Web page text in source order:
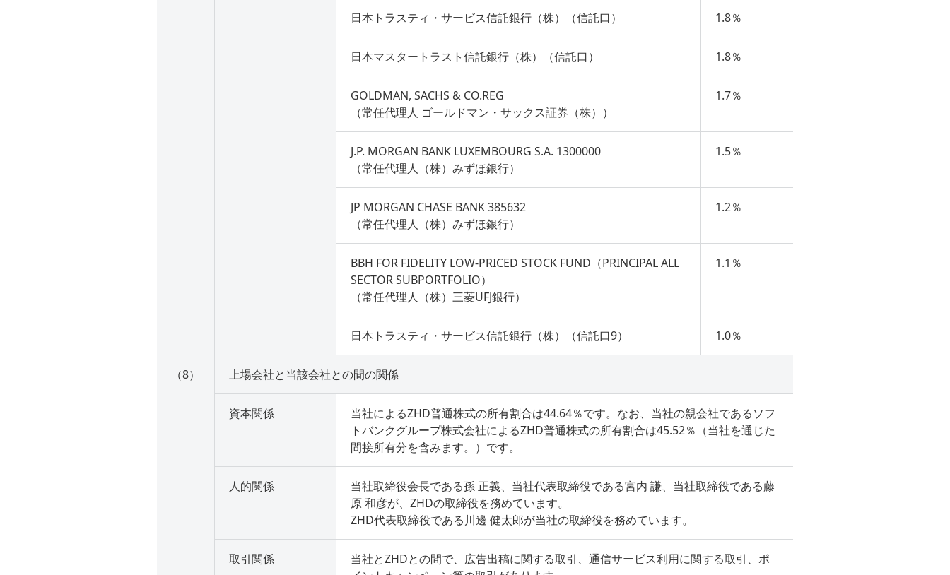
日本トラスティ・サービス信託銀行（株）（信託口） 1.8％
日本マスタートラスト信託銀行（株）（信託口） 1.8％
GOLDMAN, SACHS & CO.REG
（常任代理人 ゴールドマン・サックス証券（株））
1.7％
J.P. MORGAN BANK LUXEMBOURG S.A. 1300000
（常任代理人（株）みずほ銀行）
1.5％
JP MORGAN CHASE BANK 385632
（常任代理人（株）みずほ銀行）
1.2％
BBH FOR FIDELITY LOW-PRICED STOCK FUND（PRINCIPAL ALL
SECTOR SUBPORTFOLIO）
（常任代理人（株）三菱UFJ銀行）
1.1％
日本トラスティ・サービス信託銀行（株）（信託口9） 1.0％
（8） 上場会社と当該会社との間の関係
資本関係
当社によるZHD普通株式の所有割合は44.64％です。なお、当社の親会社であるソフ
トバンクグループ株式会社によるZHD普通株式の所有割合は45.52％（当社を通じた
間接所有分を含みます。）です。
人的関係
当社取締役会長である孫 正義、当社代表取締役である宮内 謙、当社取締役である藤
原 和彦が、ZHDの取締役を務めています。
ZHD代表取締役である川邊 健太郎が当社の取締役を務めています。
取引関係
当社とZHDとの間で、広告出稿に関する取引、通信サービス利用に関する取引、ポ